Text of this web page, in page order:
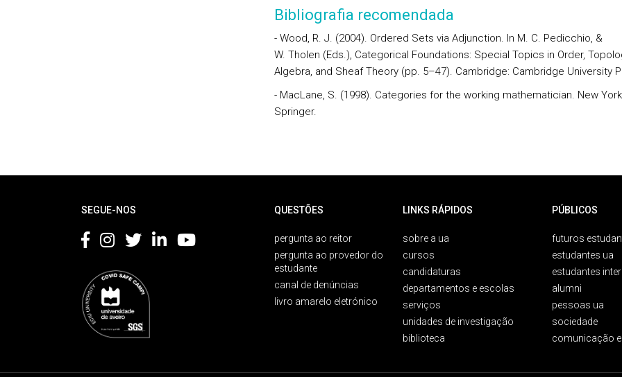
Bibliografia recomendada
- Wood, R. J. (2004). Ordered Sets via Adjunction. In M. C. Pedicchio, &
W. Tholen (Eds.), Categorical Foundations: Special Topics in Order,
Algebra, and Sheaf Theory (pp. 5–47). Cambridge: Cambridge University
- MacLane, S. (1998). Categories for the working mathematician. New
Springer.
SEGUE-NOS QUESTÕES
pergunta ao reitor
pergunta ao provedor do
estudante
canal de denúncias
livro amarelo eletrónico
LINKS RÁPIDOS
sobre a ua
cursos
candidaturas
departamentos e escolas
serviços
unidades de investigação
biblioteca
PÚBLICOS
futuros
estudantes ua
estudantes
alumni
pessoas ua
sociedade
comunicação